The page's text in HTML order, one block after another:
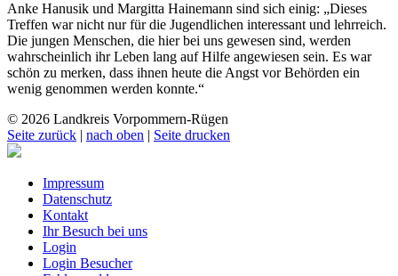
Anke Hanusik und Margitta Hainemann sind sich einig: „Dieses
Treffen war nicht nur für die Jugendlichen interessant und lehrreich.
Die jungen Menschen, die hier bei uns gewesen sind, werden
wahrscheinlich ihr Leben lang auf Hilfe angewiesen sein. Es war
schön zu merken, dass ihnen heute die Angst vor Behörden ein
wenig genommen werden konnte.“
© 2026 Landkreis Vorpommern-Rügen
Seite zurück | nach oben | Seite drucken
Impressum
Datenschutz
Kontakt
Ihr Besuch bei uns
Login
Login Besucher